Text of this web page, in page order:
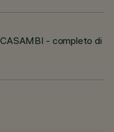
- completo di